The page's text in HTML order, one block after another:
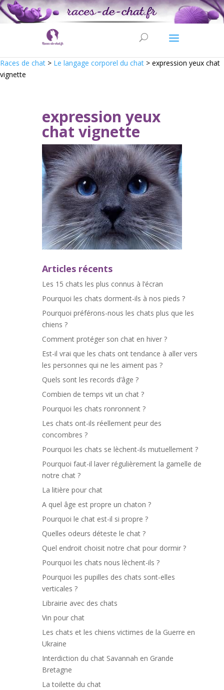
Races de chat > Le langage corporel du chat > expression yeux chat
vignette
expression yeux
chat vignette
Articles récents
Les 15 chats les plus connus à l’écran
Pourquoi les chats dorment-ils à nos pieds ?
Pourquoi préférons-nous les chats plus que les
chiens ?
Comment protéger son chat en hiver ?
Est-il vrai que les chats ont tendance à aller vers
les personnes qui ne les aiment pas ?
Quels sont les records d’âge ?
Combien de temps vit un chat ?
Pourquoi les chats ronronnent ?
Les chats ont-ils réellement peur des
concombres ?
Pourquoi les chats se lèchent-ils mutuellement ?
Pourquoi faut-il laver régulièrement la gamelle de
notre chat ?
La litière pour chat
A quel âge est propre un chaton ?
Pourquoi le chat est-il si propre ?
Quelles odeurs déteste le chat ?
Quel endroit choisit notre chat pour dormir ?
Pourquoi les chats nous lèchent-ils ?
Pourquoi les pupilles des chats sont-elles
verticales ?
Librairie avec des chats
Vin pour chat
Les chats et les chiens victimes de la Guerre en
Ukraine
Interdiction du chat Savannah en Grande
Bretagne
La toilette du chat